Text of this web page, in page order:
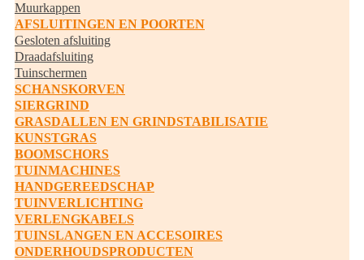
Muurkappen
AFSLUITINGEN EN POORTEN
Gesloten afsluiting
Draadafsluiting
Tuinschermen
SCHANSKORVEN
SIERGRIND
GRASDALLEN EN GRINDSTABILISATIE
KUNSTGRAS
BOOMSCHORS
TUINMACHINES
HANDGEREEDSCHAP
TUINVERLICHTING
VERLENGKABELS
TUINSLANGEN EN ACCESOIRES
ONDERHOUDSPRODUCTEN